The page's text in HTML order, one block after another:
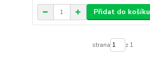
Přidat do košíku
strana z 1